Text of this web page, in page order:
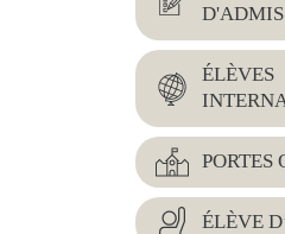
ÉLÈVES
PORTES
ÉLÈVE